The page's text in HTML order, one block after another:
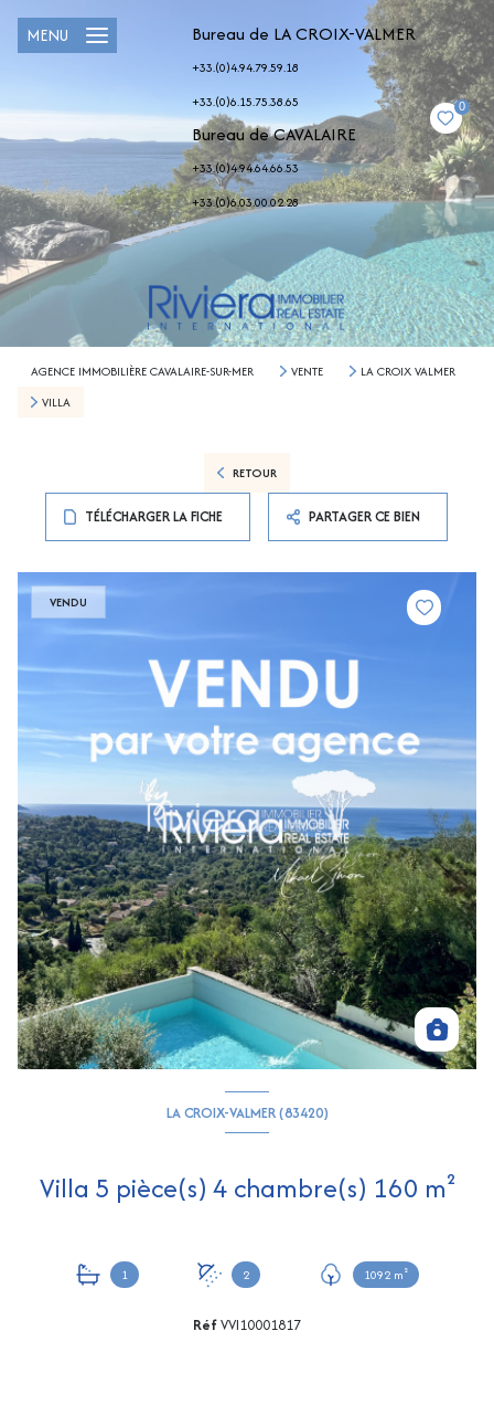
Bureau de LA CROIX-VALMER
+33.(0)4.94.79.59.18
+33.(0)6.15.75.38.65
Bureau de CAVALAIRE
+33.(0)4.94.64.66.53
+33.(0)6.03.00.02.28
0
MENU
AGENCE IMMOBILIÈRE CAVALAIRE-SUR-MER VENTE
LA CROIX VALMER
VILLA
RETOUR
TÉLÉCHARGER LA FICHE PARTAGER CE BIEN
VENDU
LA CROIX-VALMER (83420)
Villa 5 pièce(s) 4 chambre(s) 160 m²
1 2 1092 m²
RéfVVI10001817